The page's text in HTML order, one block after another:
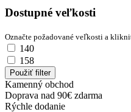
Dostupné veľkosti
Označte požadované veľkosti a
140
158
Kamenný obchod
Doprava nad 90€ zdarma
Rýchle dodanie